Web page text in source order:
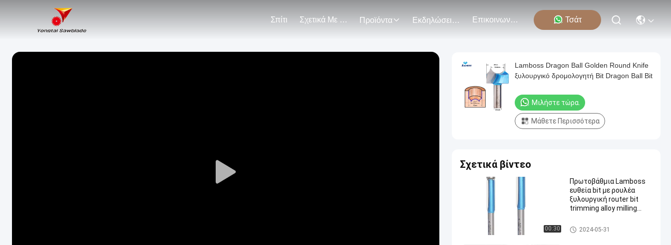
Σπίτι Σχετικά Με Εμάς Προϊόντα Εκδηλώσεις Επικοινωνήστε Μαζί Μας Τσάτ
Play
Lamboss Dragon Ball Golden Round Knife
ξυλουργικό δρομολογητή Bit Dragon Ball Bit
Μιλήστε τώρα.
Μάθετε Περισσότερα
Σχετικά βίντεο
00:30
Πρωτοβάθμια Lamboss
ευθεία bit με ρουλέα
ξυλουργική router bit
trimming alloy milling
ευθέα κομμάτια δρομολογητ
ών
2024-05-31